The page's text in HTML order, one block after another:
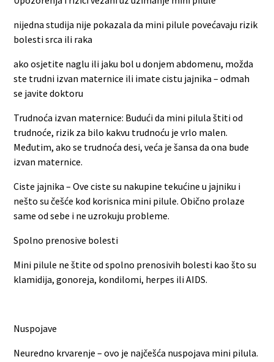
nijedna studija nije pokazala da mini pilule povećavaju rizik
bolesti srca ili raka
ako osjetite naglu ili jaku bol u donjem abdomenu, možda
ste trudni izvan maternice ili imate cistu jajnika – odmah
se javite doktoru
Trudnoća izvan maternice: Budući da mini pilula štiti od
trudnoće, rizik za bilo kakvu trudnoću je vrlo malen.
Međutim, ako se trudnoća desi, veća je šansa da ona bude
izvan maternice.
Ciste jajnika – Ove ciste su nakupine tekućine u jajniku i
nešto su češće kod korisnica mini pilule. Obično prolaze
same od sebe i ne uzrokuju probleme.
Spolno prenosive bolesti
Mini pilule ne štite od spolno prenosivih bolesti kao što su
klamidija, gonoreja, kondilomi, herpes ili AIDS.
Nuspojave
Neuredno krvarenje – ovo je najčešća nuspojava mini pilula.